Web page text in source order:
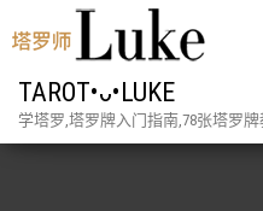
TAROT•ᴗ•LUKE
学塔罗,塔罗牌入门指南,78张塔罗牌